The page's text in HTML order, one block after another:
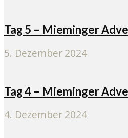
Tag 5 – Mieminger
5. Dezember 2024
Tag 4 – Mieminger
4. Dezember 2024